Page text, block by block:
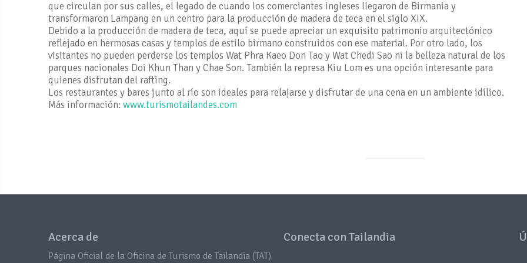
que circulan por sus calles, el legado de cuando los comerciantes ingleses llegaron de Birmania y
transformaron Lampang en un centro para la producción de madera de teca en el siglo XIX.
Debido a la producción de madera de teca, aquí se puede apreciar un exquisito patrimonio arquitectónico
reflejado en hermosas casas y templos de estilo birmano construidos con ese material. Por otro lado, los
visitantes no pueden perderse los templos Wat Phra Kaeo Don Tao y Wat Chedi Sao ni la belleza natural de los
parques nacionales Doi Khun Than y Chae Son. También la represa Kiu Lom es una opción interesante para
quienes disfrutan del rafting.
Los restaurantes y bares junto al río son ideales para relajarse y disfrutar de una cena en un ambiente idílico.
Más información: www.turismotailandes.com
Acerca de
Página Oficial de la Oficina de Turismo de Tailandia (TAT)
Conecta con Tailandia